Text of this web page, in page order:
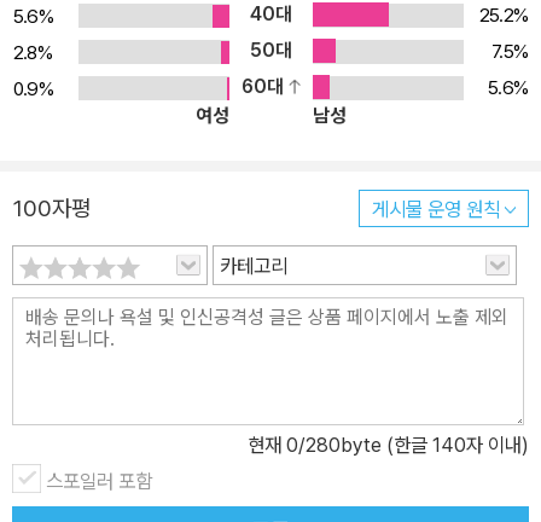
5.6%
40대
25.2%
2.8%
50대
7.5%
0.9%
60대
5.6%
여성
남성
100자평 게시물 운영 원칙
카테고리
현재 0/280byte (한글 140자 이내)
스포일러 포함